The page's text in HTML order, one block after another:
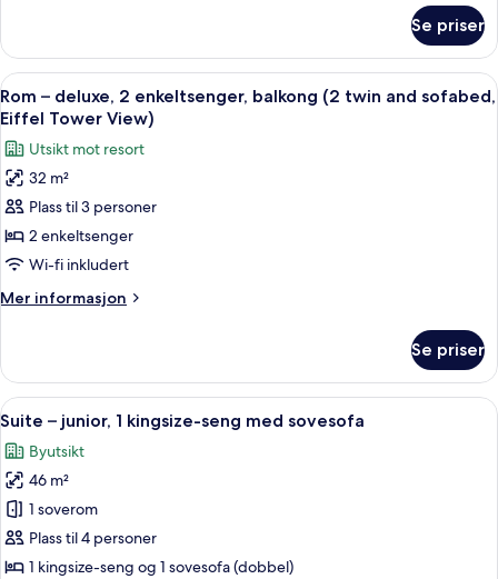
(Eiffel
Tower
View)
–
deluxe,
1
kingsize-
balkong
(Eiffel
Tower
View)
Se priser
Åpne
alle
bildene
av
Rom
–
deluxe,
2
enkeltsenger,
balkong
twin
and
sofabed,
Eiffel
Tower
View)
Rom – deluxe, 2 enkeltsenger,
5
Rom – deluxe, 2 enkeltsenger, balkong (2 twin and sofabed,
Eiffel Tower View)
Utsikt mot resort
32 m²
Plass til 3 personer
2 enkeltsenger
Wi-fi inkludert
Mer informasjon
Mer
–
deluxe,
2
enkeltsenger,
balkong
(2
twin
and
sofabed,
Eiffel
Se priser
Åpne
alle
bildene
av
Suite
–
junior,
Suite – junior, 1 kingsize-seng med
5
Suite – junior, 1 kingsize-seng med sovesofa
Byutsikt
46 m²
1 soverom
Plass til 4 personer
1 kingsize-seng og 1 sovesofa (dobbel)